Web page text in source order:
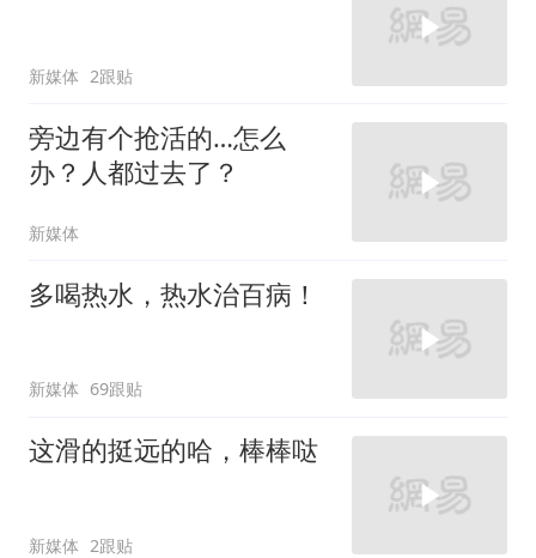
新媒体 2跟贴
旁边有个抢活的…怎么
办？人都过去了？
新媒体
多喝热水，热水治百病！
新媒体 69跟贴
这滑的挺远的哈，棒棒哒
新媒体 2跟贴